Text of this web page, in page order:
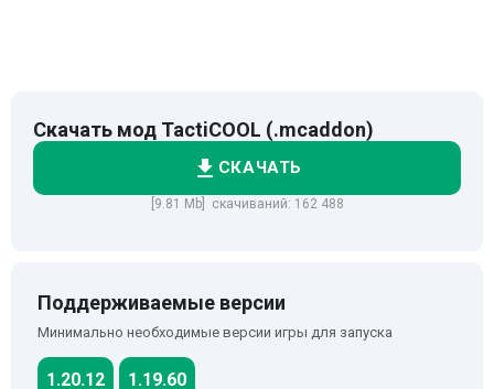
Скачать мод TactiCOOL (.mcaddon)
СКАЧАТЬ
[9.81 Mb] скачиваний: 162 488
Поддерживаемые версии
Минимально необходимые версии игры для запуска
1.20.12 1.19.60